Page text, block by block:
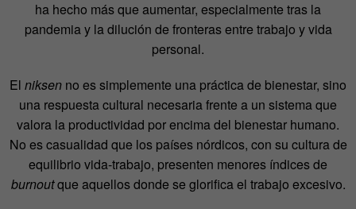
ha hecho más que aumentar, especialmente tras la
pandemia y la dilución de fronteras entre trabajo y vida
personal.
El niksen no es simplemente una práctica de bienestar, sino
una respuesta cultural necesaria frente a un sistema que
valora la productividad por encima del bienestar humano.
No es casualidad que los países nórdicos, con su cultura de
equilibrio vida-trabajo, presenten menores índices de
burnoutque aquellos donde se glorifica el trabajo excesivo.